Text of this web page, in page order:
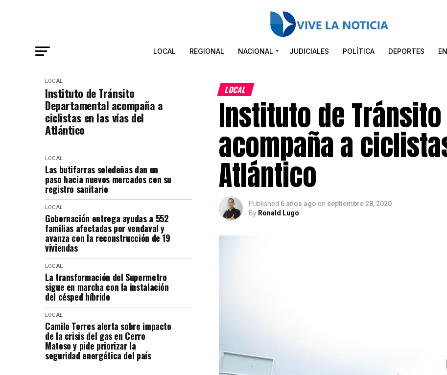
LOCAL REGIONAL NACIONAL JUDICIALES POLÍTICA DEPORTES
LOCAL
Instituto de Tránsito
Departamental acompaña a
ciclistas en las vías del
Atlántico
LOCAL
Las butifarras soledeñas dan un
paso hacia nuevos mercados con su
registro sanitario
LOCAL
Gobernación entrega ayudas a 552
familias afectadas por vendaval y
avanza con la reconstrucción de 19
viviendas
LOCAL
La transformación del Supermetro
sigue en marcha con la instalación
del césped híbrido
LOCAL
Camilo Torres alerta sobre impacto
de la crisis del gas en Cerro
Matoso y pide priorizar la
seguridad energética del país
LOCAL
Instituto de
acompaña a
Atlántico
Published 6 años ago on septiembre 28, 2020
By Ronald Lugo